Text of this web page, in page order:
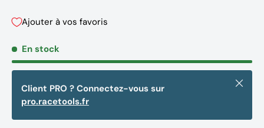
Ajouter à vos favoris
En stock
Client PRO ? Connectez-vous sur
pro.racetools.fr
Fermer